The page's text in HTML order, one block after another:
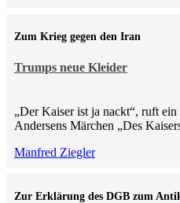
Trumps neue Kleider
Zum Krieg gegen den Iran
„Der Kaiser ist ja nackt“, ruft
Andersens Märchen „Des
Manfred Ziegler
Zur Erklärung des DGB zum